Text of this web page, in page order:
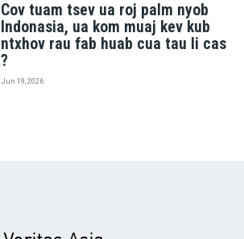
Cov tuam tsev ua roj palm nyob
Indonasia, ua kom muaj kev kub
ntxhov rau fab huab cua tau li cas
?
Jun 19, 2026